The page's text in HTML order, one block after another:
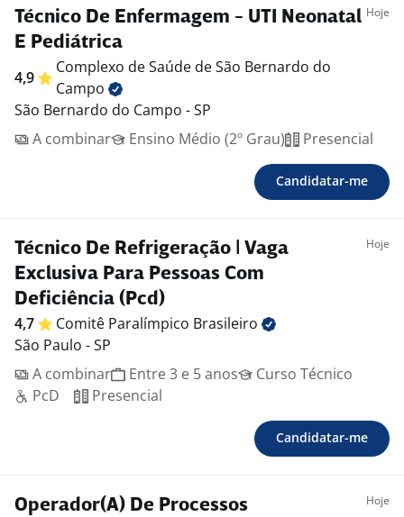
Técnico De Enfermagem - UTI Neonatal
E Pediátrica
Hoje
4,9
Complexo de Saúde de São Bernardo do
Campo
São Bernardo do Campo - SP
A combinar
Ensino Médio (2º Grau) Presencial
Candidatar-me
Técnico De Refrigeração | Vaga
Exclusiva Para Pessoas Com
Deficiência (Pcd)
Hoje
4,7 Comitê Paralímpico Brasileiro
São Paulo - SP
A combinar
Entre 3 e 5 anos
Curso Técnico
PcD
Presencial
Candidatar-me
Operador(A) De Processos Hoje